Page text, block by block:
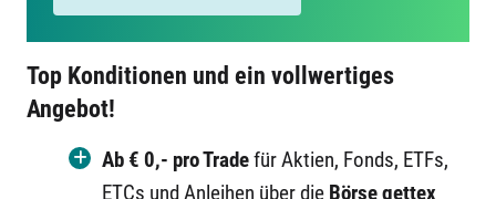
Top Konditionen und ein vollwertiges
Angebot!
Ab € 0,- pro Tradefür Aktien, Fonds, ETFs,
ETCs und Anleihen über die Börse gettex